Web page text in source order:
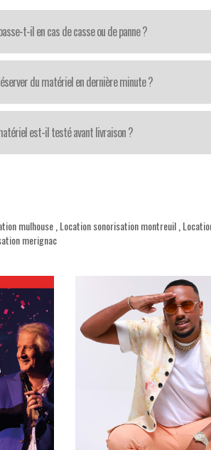
t-il en cas de casse ou de panne ?
du matériel en dernière minute ?
est-il testé avant livraison ?
mulhouse, Location sonorisation montreuil,
merignac